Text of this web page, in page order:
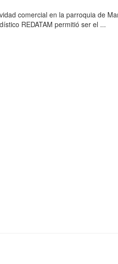
comercial en la parroquia de
REDATAM permitió ser el ...